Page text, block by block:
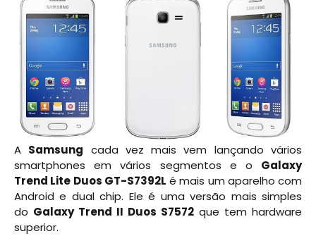
A Samsung cada vez mais vem lançando vários
smartphones em vários segmentos e o Galaxy
Trend Lite Duos GT-S7392L é mais um aparelho com
Android e dual chip. Ele é uma versão mais simples
do Galaxy Trend II Duos S7572 que tem hardware
superior.